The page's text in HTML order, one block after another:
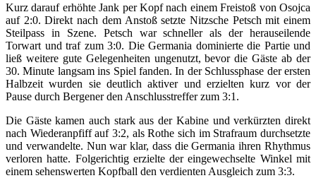
Kurz darauf erhöhte Jank per Kopf nach einem Freistoß von Osojca
auf 2:0. Direkt nach dem Anstoß setzte Nitzsche Petsch mit einem
Steilpass in Szene. Petsch war schneller als der herauseilende
Torwart und traf zum 3:0. Die Germania dominierte die Partie und
ließ weitere gute Gelegenheiten ungenutzt, bevor die Gäste ab der
30. Minute langsam ins Spiel fanden. In der Schlussphase der ersten
Halbzeit wurden sie deutlich aktiver und erzielten kurz vor der
Pause durch Bergener den Anschlusstreffer zum 3:1.
Die Gäste kamen auch stark aus der Kabine und verkürzten direkt
nach Wiederanpfiff auf 3:2, als Rothe sich im Strafraum durchsetzte
und verwandelte. Nun war klar, dass die Germania ihren Rhythmus
verloren hatte. Folgerichtig erzielte der eingewechselte Winkel mit
einem sehenswerten Kopfball den verdienten Ausgleich zum 3:3.